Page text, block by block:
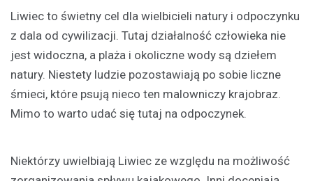
Liwiec to świetny cel dla wielbicieli natury i odpoczynku
z dala od cywilizacji. Tutaj działalność człowieka nie
jest widoczna, a plaża i okoliczne wody są dziełem
natury. Niestety ludzie pozostawiają po sobie liczne
śmieci, które psują nieco ten malowniczy krajobraz.
Mimo to warto udać się tutaj na odpoczynek.
Niektórzy uwielbiają Liwiec ze względu na możliwość